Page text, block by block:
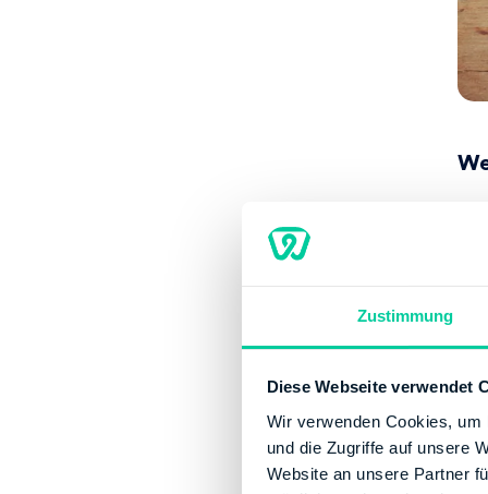
Zustimmung
Diese Webseite verwendet
Wir verwenden Cookies,
und die Zugriffe auf unsere
Website an unsere Partner